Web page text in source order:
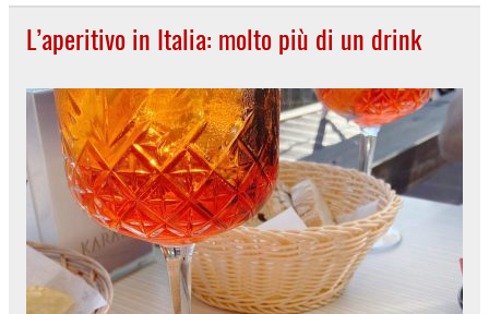
L’aperitivo in Italia: molto più di un drink